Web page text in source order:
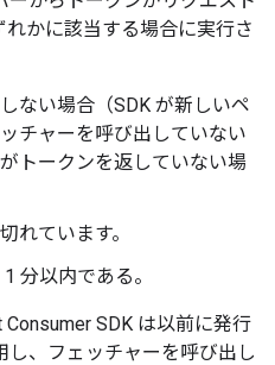
かに該当する場合に実行さ
ない場合（SDK が新しいペ
チャーを呼び出していない
トークンを返していない場
れています。
分以内である。
SDK は以前に発行
し、フェッチャーを呼び出し